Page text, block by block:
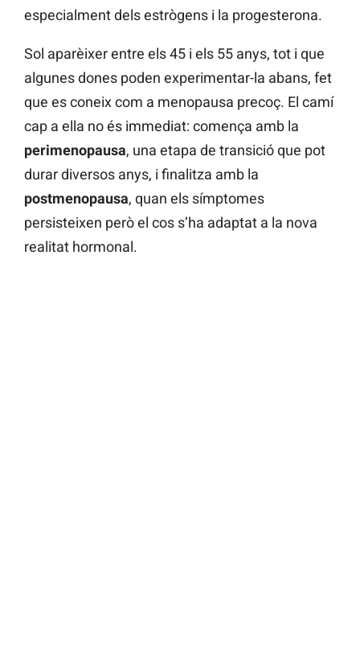
especialment dels estrògens i la progesterona.
Sol aparèixer entre els 45 i els 55 anys, tot i que
algunes dones poden experimentar-la abans, fet
que es coneix com a menopausa precoç. El camí
cap a ella no és immediat: comença amb la
perimenopausa, una etapa de transició que pot
durar diversos anys, i finalitza amb la
postmenopausa, quan els símptomes
persisteixen però el cos s’ha adaptat a la nova
realitat hormonal.